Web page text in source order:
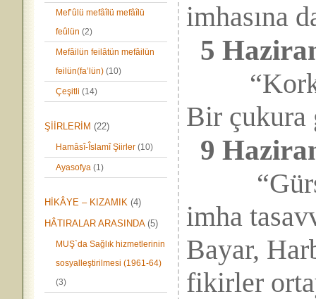
Mef’ûlü mefâîlü mefâîlü
feûlün (2)
Mefâilün feilâtün mefâilün
feilün(fa’lün) (10)
Çeşitli (14)
ŞİİRLERİM (22)
Hamâsî-Îslamî Şiirler (10)
Ayasofya (1)
HİKÂYE – KIZAMIK (4)
HÂTIRALAR ARASINDA(5)
MUŞ`da Sağlık hizmetlerinin
sosyalleştirilmesi (1961-64)
(3)
imhasına
5
Bir çukura
9
“Gürsel
imha
Bayar,
fikirler